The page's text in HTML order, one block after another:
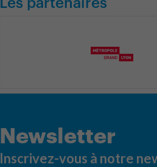
Newsletter
Inscrivez-vous à notre